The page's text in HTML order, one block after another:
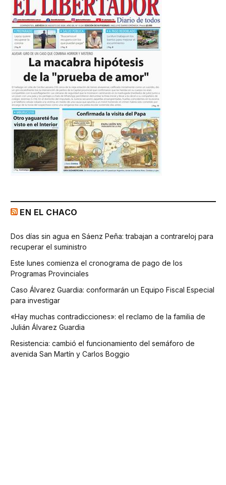
EN EL CHACO
Dos días sin agua en Sáenz Peña: trabajan a contrareloj para
recuperar el suministro
Este lunes comienza el cronograma de pago de los
Programas Provinciales
Caso Álvarez Guardia: conformarán un Equipo Fiscal Especial
para investigar
«Hay muchas contradicciones»: el reclamo de la familia de
Julián Álvarez Guardia
Resistencia: cambió el funcionamiento del semáforo de
avenida San Martín y Carlos Boggio